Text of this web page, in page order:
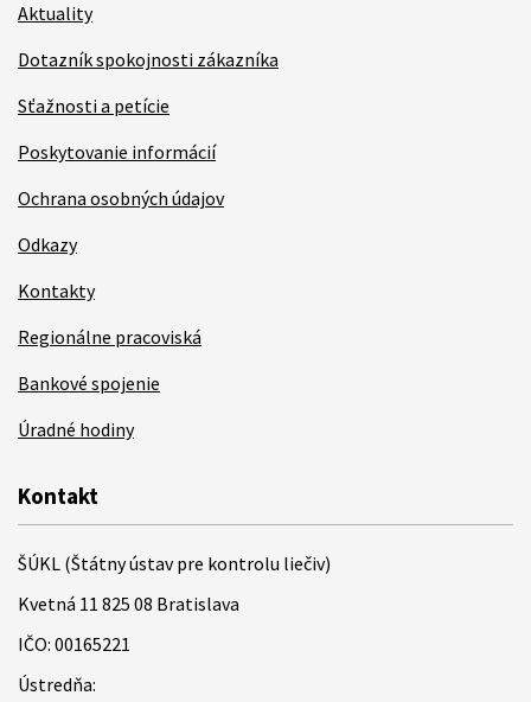
Aktuality
Dotazník spokojnosti zákazníka
Sťažnosti a petície
Poskytovanie informácií
Ochrana osobných údajov
Odkazy
Kontakty
Regionálne pracoviská
Bankové spojenie
Úradné hodiny
Kontakt
ŠÚKL (Štátny ústav pre kontrolu liečiv)
Kvetná 11 825 08 Bratislava
IČO: 00165221
Ústredňa: